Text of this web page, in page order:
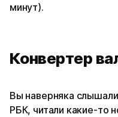
минут).
Конвертер
Вы наверняка
РБК, читали какие-то